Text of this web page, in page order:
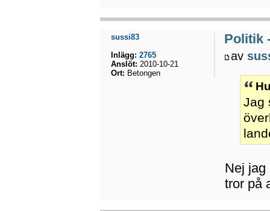
Politik
av
Jag
Nej jag
tror på
sussi83
Inlägg: 2765
Anslöt: 2010-10-21
Ort: Betongen